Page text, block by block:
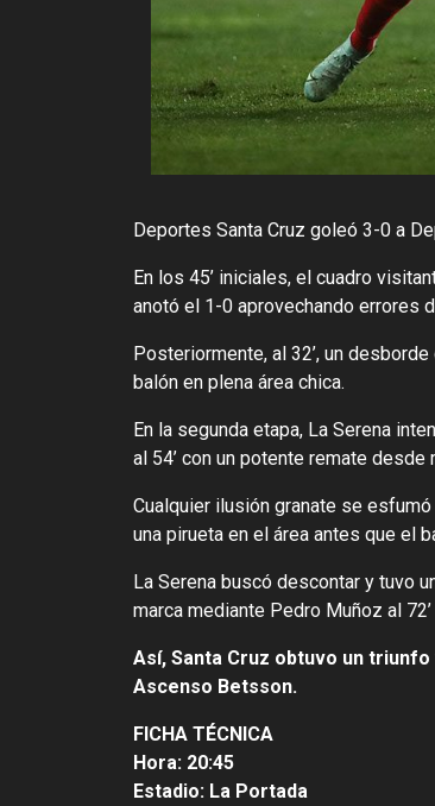
Deportes Santa Cruz goleó 3-0 a
En los 45’ iniciales, el cuadro
anotó el 1-0 aprovechando errores
Posteriormente, al 32’, un
balón en plena área chica.
En la segunda etapa, La Serena
al 54’ con un potente remate
Cualquier ilusión granate se
una pirueta en el área antes que el
La Serena buscó descontar y tuvo
marca mediante Pedro Muñoz al
Así, Santa Cruz obtuvo un
Ascenso Betsson.
FICHA TÉCNICA
Hora: 20:45
Estadio: La Portada